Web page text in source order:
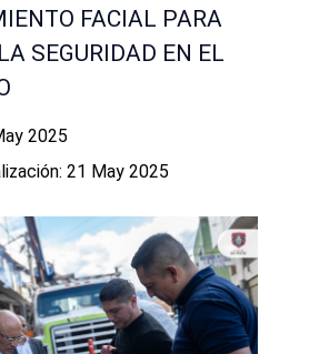
FACIAL PARA
SEGURIDAD EN EL
2025
21 May 2025